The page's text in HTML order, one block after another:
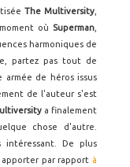
The Multiversity
où Superman
harmoniques de
partez pas tout de
de héros issus
de l'auteur s'est
a finalement
chose d'autre.
intéressant. De plus
apporter par rapport à